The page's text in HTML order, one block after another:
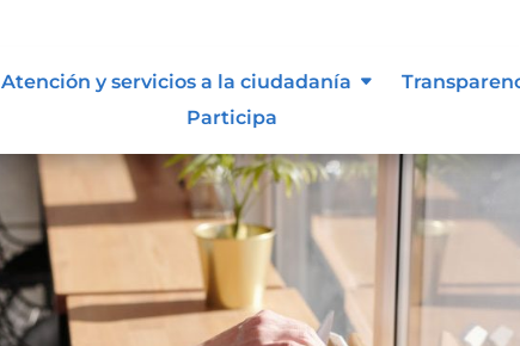
Atención y servicios a la ciudadanía
Participa